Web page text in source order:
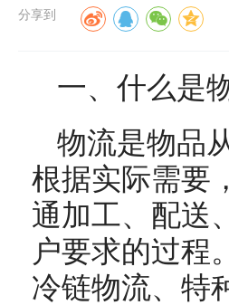
分享到
一、 什么是
物流是物品
根据实际需要
通加工、配送
户要求的过程
冷链物流、特